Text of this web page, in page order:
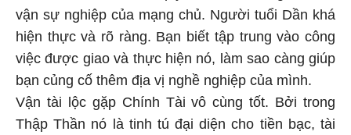
vận sự nghiệp của mạng chủ. Người tuổi Dần khá
hiện thực và rõ ràng. Bạn biết tập trung vào công
việc được giao và thực hiện nó, làm sao càng giúp
bạn củng cố thêm địa vị nghề nghiệp của mình.
Vận tài lộc gặp Chính Tài vô cùng tốt. Bởi trong
Thập Thần nó là tinh tú đại diện cho tiền bạc, tài